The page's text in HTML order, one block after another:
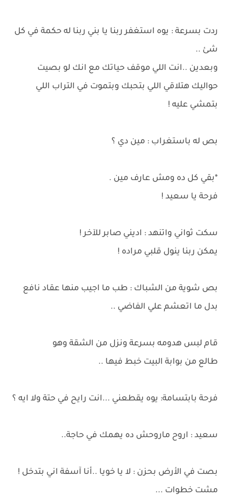
ردت بسرعة : يوه استغفر ربنا يا بني ربنا له حكمة في كل
شئ ..
وبعدين ..انت اللي موقف حياتك مع انك لو بصيت
حواليك هتلاقي اللي بتحبك وبتموت في التراب اللي
بتمشي عليه !
بص له باستغراب : مين دي ؟
*بقي كل ده ومش عارف مين .
فرحة يا سعيد !
سكت ثواني واتنهد : اديني صابر للآخر !
يمكن ربنا ينول قلبي مراده !
بص شوية من الشباك : طب ما اجيب منها عقاد نافع
بدل ما اتعشم علي الفاضي ..
قام لبس هدومه بسرعة ونزل من الشقة وهو
طالع من بوابة البيت خبط فيها ..
فرحة بابتسامة: يوه يقطعني ...انت رايح في حتة ولا ايه ؟
سعيد : اروح ماروحش ده يهمك في حاجة..
بصت في الأرض بحزن : لا يا خويا ..أنا آسفة اني بتدخل !
مشت خطوات ...